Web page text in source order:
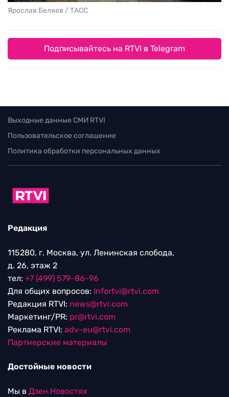
Ярослав Беляев / ТАСС
Подписывайтесь на RTVI в Telegram
Выходные данные СМИ RTVI
Пользовательское соглашение
Политика обработки персональных данных
Редакция
115280, г. Москва, ул. Ленинская слобода,
д. 26, этаж 2
тел: +7 (499) 579-86-96
Для общих вопросов: Infortvi@rtvi.com
Редакция RTVI: news@rtvi.com
Маркетинг/PR: pr@rtvi.com
Реклама RTVI: adv-eu@rtvi.com
Партнерские материалы
Достойные новости
Мы в Дзен.Новостях